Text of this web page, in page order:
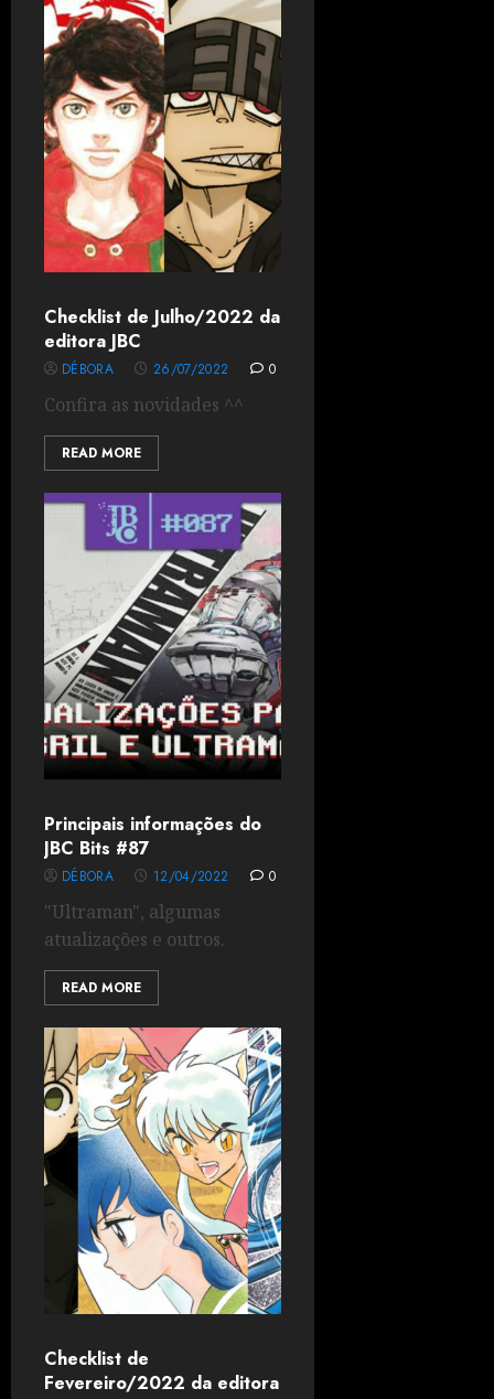
Checklist de Julho/2022 da
editora JBC
DÉBORA 26/07/2022 0
Confira as novidades ^^
READ MORE
Principais informações do
JBC Bits #87
DÉBORA 12/04/2022 0
"Ultraman", algumas
atualizações e outros.
READ MORE
Checklist de
Fevereiro/2022 da editora